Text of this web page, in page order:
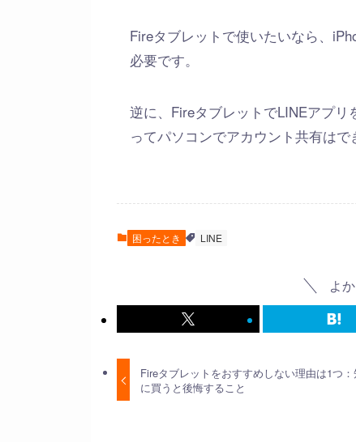
Fireタブレットで使いたいなら、
必要です。
逆に、FireタブレットでLINEアプ
ってパソコンでアカウント共有はで
困ったとき LINE
よ
Fireタブレットをおすすめしない理由は1つ
に買うと後悔すること